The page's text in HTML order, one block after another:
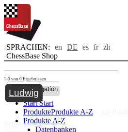
SPRACHEN: en DE es fr zh
ChessBase Shop
Toggle navigation
StartStart
ProdukteProdukte A-Z
Produkte A-Z
Datenbanken
1-0 von 0 Ergebnissen
Ludwig
nach unten scrollen, um
Seitenanfang